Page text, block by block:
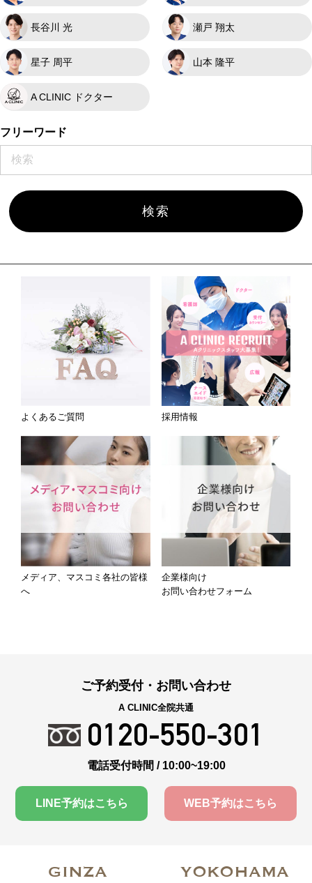
長谷川 光 瀬戸 翔太
星子 周平 山本 隆平
A CLINIC ドクター
フリーワード
よくあるご質問 採用情報
メディア、マスコミ各社の皆様
へ
企業様向け
お問い合わせフォーム
ご予約受付・お問い合わせ
A CLINIC全院共通
0120-550-301
電話受付時間 / 10:00~19:00
LINE予約はこちら WEB予約はこちら
GINZA YOKOHAMA